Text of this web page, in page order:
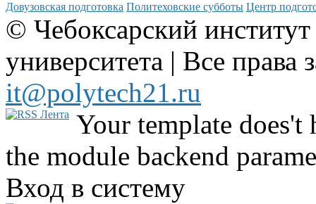
Довузовская подготовка Политеховские субботы Центр
© Чебоксарский
университета | Все
it@polytech21.ru
Your template
the module backend
Вход в систему